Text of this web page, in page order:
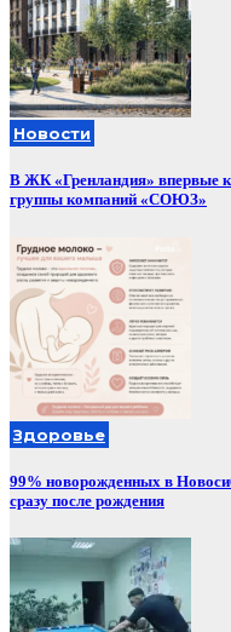
Новости
В ЖК «Гренландия» впервые
группы компаний «СОЮЗ»
Здоровье
99% новорожденных в
сразу после рождения